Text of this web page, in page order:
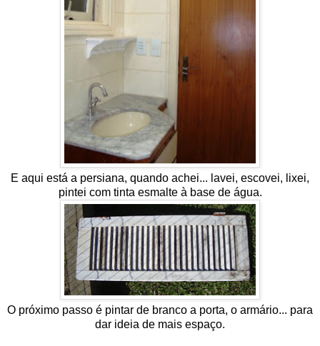
E aqui está a persiana, quando achei... lavei, escovei, lixei,
pintei com tinta esmalte à base de água.
O próximo passo é pintar de branco a porta, o armário... para
dar ideia de mais espaço.